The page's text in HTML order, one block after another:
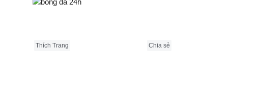
Thích Trang Chia sẻ